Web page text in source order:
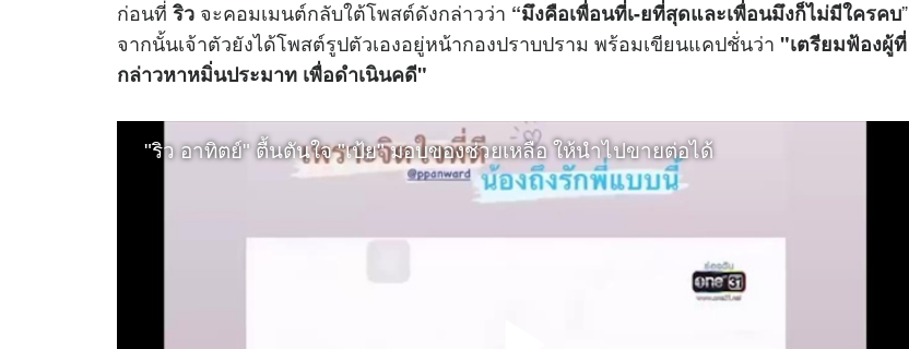
ก่อนที่ ริว จะคอมเมนต์กลับใต้โพสต์ดังกล่าวว่า “มึงคือเพื่อนที่เ-ยที่สุดและเพื่อนมึงก็ไม่มีใครคบ”
จากนั้นเจ้าตัวยังได้โพสต์รูปตัวเองอยู่หน้ากองปราบปราม พร้อมเขียนแคปชั่นว่า "เตรียมฟ้องผู้ที่
กล่าวหาหมิ่นประมาท เพื่อดำเนินคดี"